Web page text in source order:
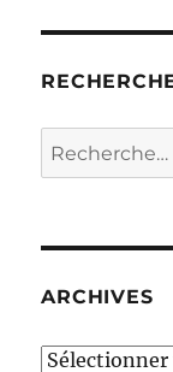
Recherche
pour :
ARCHIVES
ARCHIVES